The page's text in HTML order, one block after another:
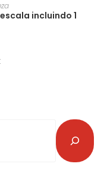
incluindo 1